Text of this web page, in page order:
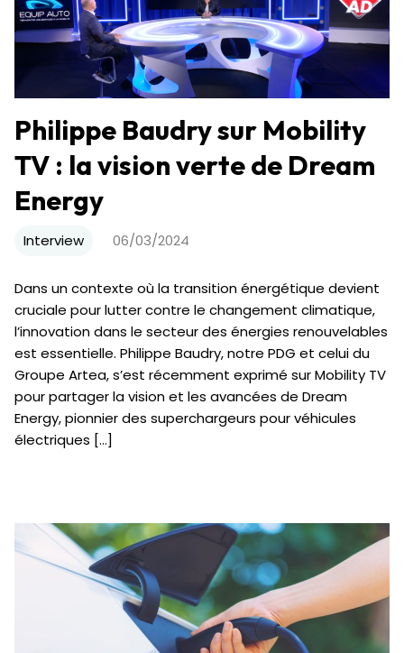
Philippe Baudry sur Mobility
TV : la vision verte de Dream
Energy
Interview 06/03/2024
Dans un contexte où la transition énergétique devient
cruciale pour lutter contre le changement climatique,
l’innovation dans le secteur des énergies renouvelables
est essentielle. Philippe Baudry, notre PDG et celui du
Groupe Artea, s’est récemment exprimé sur Mobility TV
pour partager la vision et les avancées de Dream
Energy, pionnier des superchargeurs pour véhicules
électriques […]